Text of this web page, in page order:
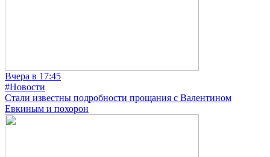
Вчера в 17:45
#Новости
Стали известны подробности прощания с Валентином
Евкиным и похорон